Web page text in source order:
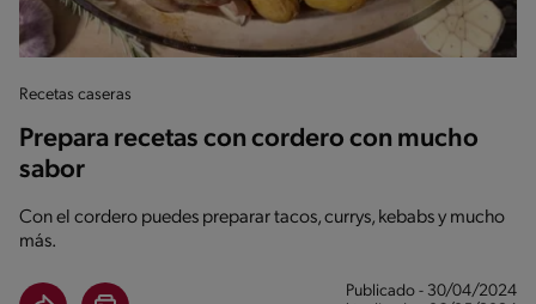
Recetas caseras
Prepara recetas con cordero con mucho
sabor
Con el cordero puedes preparar tacos, currys, kebabs y mucho
más.
Publicado - 30/04/2024